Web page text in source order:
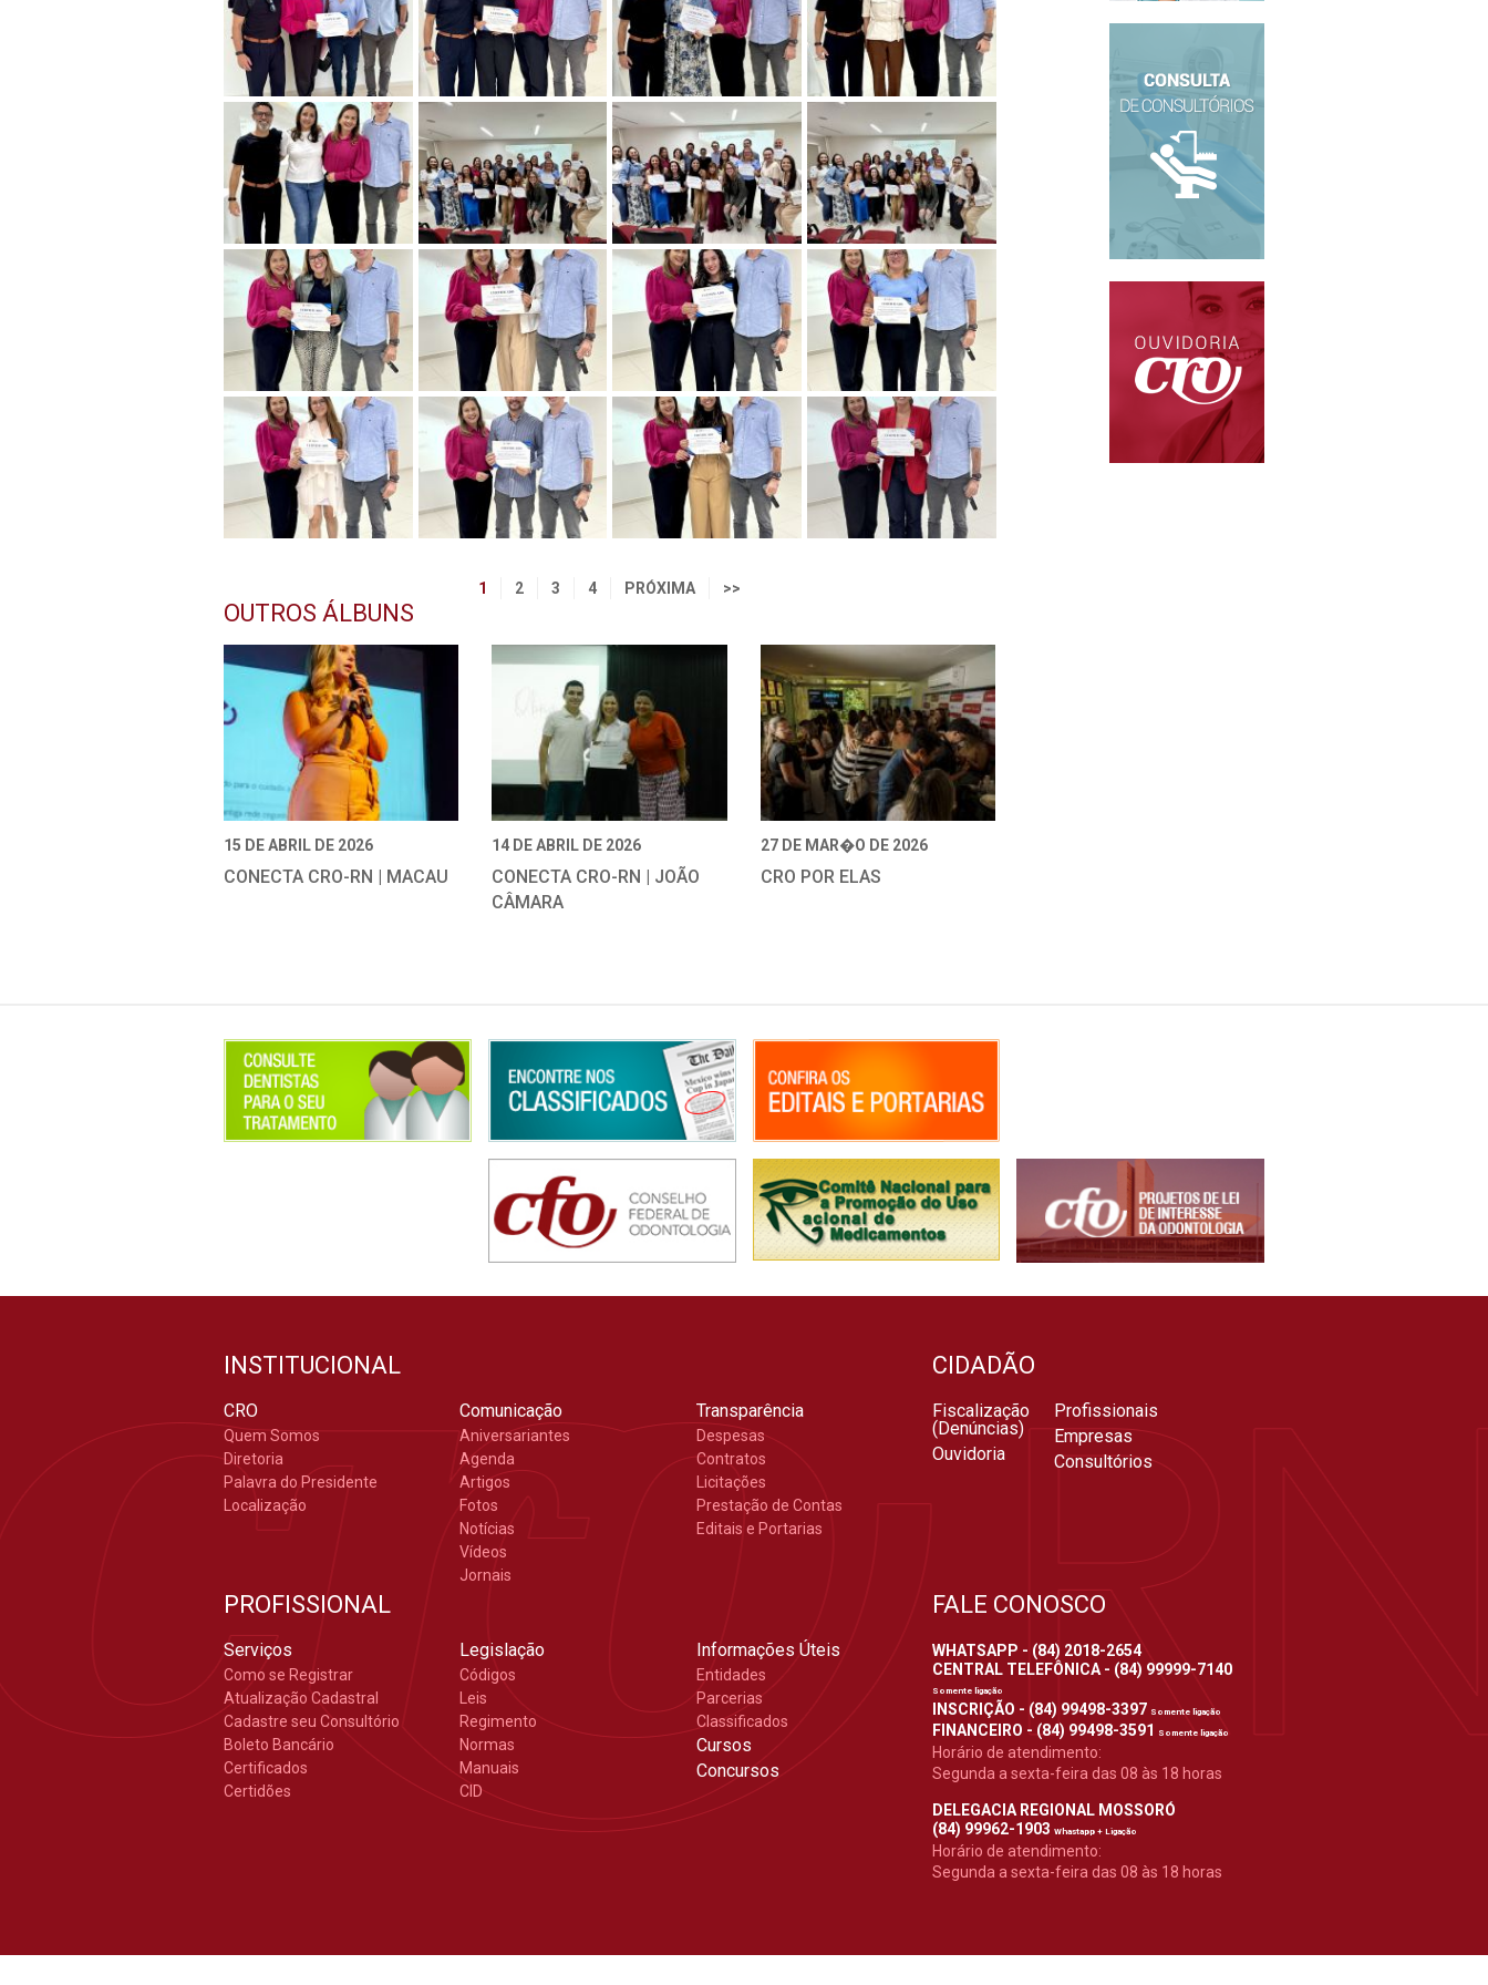
1 2 3 4 PRÓXIMA >>
OUTROS ÁLBUNS
15 DE ABRIL DE 2026
CONECTA CRO-RN | MACAU
14 DE ABRIL DE 2026
CONECTA CRO-RN | JOÃO
CÂMARA
27 DE MAR�O DE 2026
CRO POR ELAS
INSTITUCIONAL
CRO
Quem Somos
Diretoria
Palavra do Presidente
Localização
Comunicação
Aniversariantes
Agenda
Artigos
Fotos
Notícias
Vídeos
Jornais
Transparência
Despesas
Contratos
Licitações
Prestação de Contas
Editais e Portarias
CIDADÃO
Fiscalização
(Denúncias)
Ouvidoria
Profissionais
Empresas
Consultórios
PROFISSIONAL
Serviços
Como se Registrar
Atualização Cadastral
Cadastre seu Consultório
Boleto Bancário
Certificados
Certidões
Legislação
Códigos
Leis
Regimento
Normas
Manuais
CID
Informações Úteis
Entidades
Parcerias
Classificados
Cursos
Concursos
FALE CONOSCO
WHATSAPP - (84) 2018-2654
CENTRAL TELEFÔNICA - (84) 99999-7140
Somente ligação
INSCRIÇÃO - (84) 99498-3397 Somente ligação
FINANCEIRO - (84) 99498-3591 Somente ligação
Horário de atendimento:
Segunda a sexta-feira das 08 às 18 horas
DELEGACIA REGIONAL MOSSORÓ
(84) 99962-1903 Whastapp + Ligação
Horário de atendimento:
Segunda a sexta-feira das 08 às 18 horas